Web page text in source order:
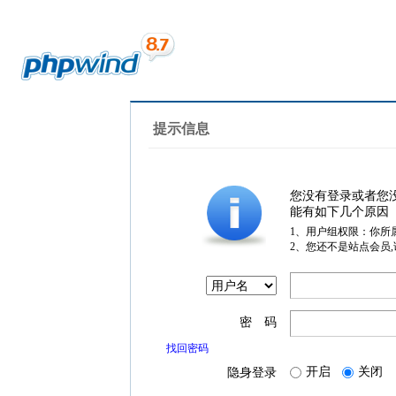
提示信息
您没有登录或者您
能有如下几个原因
1、用户组权限：你所
2、您还不是站点会员
密 码
找回密码
隐身登录 开启 关闭